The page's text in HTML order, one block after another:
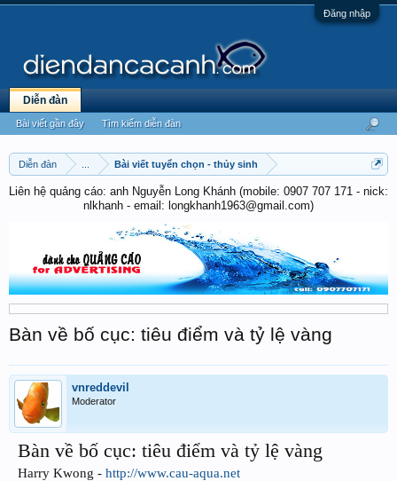
Đăng nhập
Diễn đàn Bài viết tuyển chọn - thủy sinh
Liên hệ quảng cáo: anh Nguyễn Long Khánh (mobile: 0907 707 171 - nick:
nlkhanh - email: longkhanh1963@gmail.com)
Bàn về bố cục: tiêu điểm và tỷ lệ vàng
vnreddevil
Moderator
Bàn về bố cục: tiêu điểm và tỷ lệ vàng
Harry Kwong - http://www.cau-aqua.net
Diễn đàn
Bài viết gần đây Tìm kiếm diễn đàn